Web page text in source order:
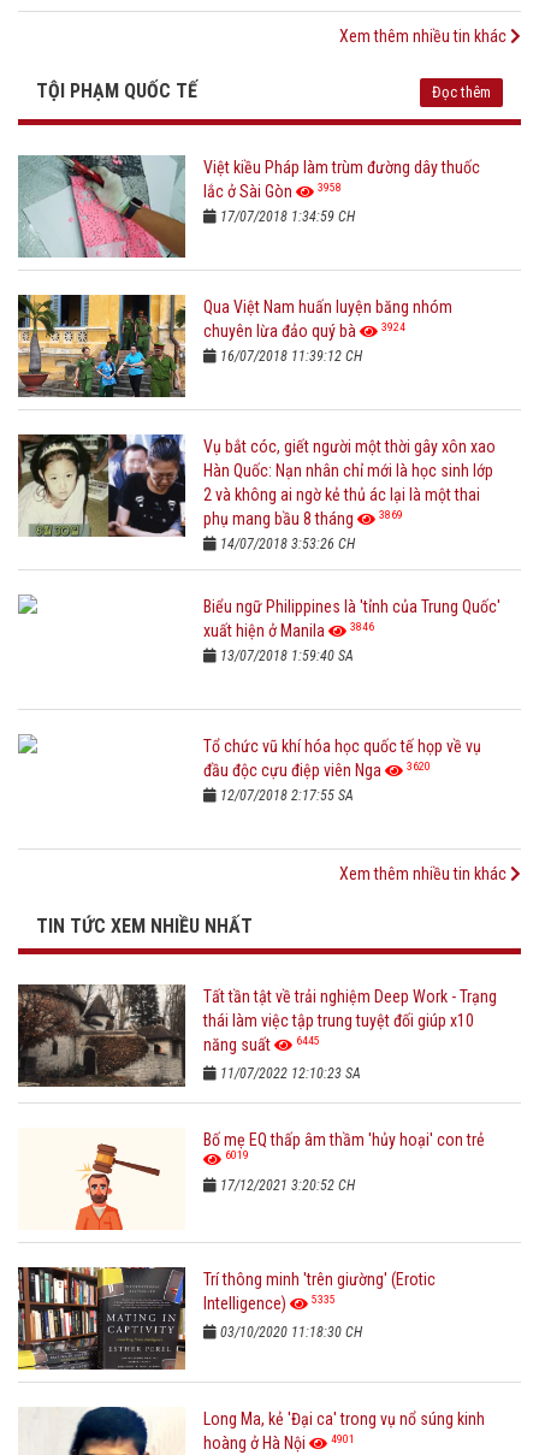
Xem thêm nhiều tin khác
TỘI PHẠM QUỐC TẾ Đọc thêm
Việt kiều Pháp làm trùm đường dây thuốc
lắc ở Sài Gòn
3958
17/07/2018 1:34:59 CH
Qua Việt Nam huấn luyện băng nhóm
chuyên lừa đảo quý bà
3924
16/07/2018 11:39:12 CH
Vụ bắt cóc, giết người một thời gây xôn xao
Hàn Quốc: Nạn nhân chỉ mới là học sinh lớp
2 và không ai ngờ kẻ thủ ác lại là một thai
phụ mang bầu 8 tháng
3869
14/07/2018 3:53:26 CH
Biểu ngữ Philippines là 'tỉnh của Trung Quốc'
xuất hiện ở Manila
3846
13/07/2018 1:59:40 SA
Tổ chức vũ khí hóa học quốc tế họp về vụ
đầu độc cựu điệp viên Nga
3620
12/07/2018 2:17:55 SA
Xem thêm nhiều tin khác
TIN TỨC XEM NHIỀU NHẤT
Tất tần tật về trải nghiệm Deep Work - Trạng
thái làm việc tập trung tuyệt đối giúp x10
năng suất
6445
11/07/2022 12:10:23 SA
Bố mẹ EQ thấp âm thầm 'hủy hoại' con trẻ
6019
17/12/2021 3:20:52 CH
Trí thông minh 'trên giường' (Erotic
Intelligence)
5335
03/10/2020 11:18:30 CH
Long Ma, kẻ 'Đại ca' trong vụ nổ súng kinh
hoàng ở Hà Nội
4901